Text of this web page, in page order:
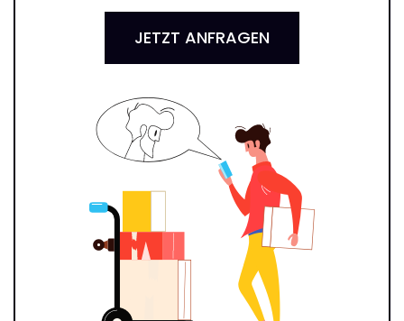
JETZT ANFRAGEN